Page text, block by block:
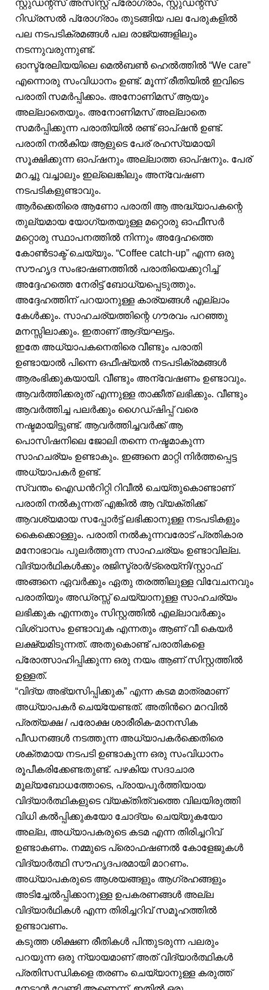
സ്റ്റുഡന്റ്സ് അസിസ്റ്റ് പ്രോഗ്രാം, സ്റ്റുഡന്റ്സ്
റിഡ്രസൽ പ്രോഗ്രാം തുടങ്ങിയ പല പേരുകളിൽ
പല നടപടിക്രമങ്ങൾ പല രാജ്യങ്ങളിലും
നടന്നുവരുന്നുണ്ട്.
ഓസ്ട്രേലിയയിലെ മെൽബൺ ഹെൽത്തിൽ “We care”
എന്നൊരു സംവിധാനം ഉണ്ട്. മൂന്ന് രീതിയിൽ ഇവിടെ
പരാതി സമർപ്പിക്കാം. അനോണിമസ് ആയും
അല്ലാതെയും. അനോണിമസ് അല്ലാതെ
സമർപ്പിക്കുന്ന പരാതിയിൽ രണ്ട് ഓപ്ഷൻ ഉണ്ട്.
പരാതി നൽകിയ ആളുടെ പേര് രഹസ്യമായി
സൂക്ഷിക്കുന്ന ഓപ്ഷനും അല്ലാത്ത ഓപ്ഷനും. പേര്
മറച്ചു വച്ചാലും ഇല്ലെങ്കിലും അന്വേഷണ
നടപടികളുണ്ടാവും.
ആർക്കെതിരെ ആണോ പരാതി ആ അദ്ധ്യാപകന്റെ
തുല്യമായ യോഗ്യതയുള്ള മറ്റൊരു ഓഫീസർ
മറ്റൊരു സ്ഥാപനത്തിൽ നിന്നും അദ്ദേഹത്തെ
കോൺടാക്ട് ചെയ്യും. “Coffee catch-up” എന്ന ഒരു
സൗഹൃദ സംഭാഷണത്തിൽ പരാതിയെക്കുറിച്ച്
അദ്ദേഹത്തെ നേരിട്ട് ബോധ്യപ്പെടുത്തും.
അദ്ദേഹത്തിന് പറയാനുള്ള കാര്യങ്ങൾ എല്ലാം
കേൾക്കും. സാഹചര്യത്തിന്റെ ഗൗരവം പറഞ്ഞു
മനസ്സിലാക്കും. ഇതാണ് ആദ്യഘട്ടം.
ഇതേ അധ്യാപകനെതിരെ വീണ്ടും പരാതി
ഉണ്ടായാൽ പിന്നെ ഒഫീഷ്യൽ നടപടിക്രമങ്ങൾ
ആരംഭിക്കുകയായി. വീണ്ടും അന്വേഷണം ഉണ്ടാവും.
ആവർത്തിക്കരുത് എന്നുള്ള താക്കീത് ലഭിക്കും. വീണ്ടും
ആവർത്തിച്ച പലർക്കും ഗൈഡ്ഷിപ്പ് വരെ
നഷ്ടമായിട്ടുണ്ട്. ആവർത്തിച്ചവർക്ക് ആ
പൊസിഷനിലെ ജോലി തന്നെ നഷ്ടമാകുന്ന
സാഹചര്യം ഉണ്ടാകും. ഇങ്ങനെ മാറ്റി നിർത്തപ്പെട്ട
അധ്യാപകർ ഉണ്ട്.
സ്വന്തം ഐഡൻറിറ്റി റിവീൽ ചെയ്തുകൊണ്ടാണ്
പരാതി നൽകുന്നത് എങ്കിൽ ആ വ്യക്തിക്ക്
ആവശ്യമായ സപ്പോർട്ട് ലഭിക്കാനുള്ള നടപടികളും
കൈക്കൊള്ളും. പരാതി നൽകുന്നവരോട് പ്രതികാര
മനോഭാവം പുലർത്തുന്ന സാഹചര്യം ഉണ്ടാവില്ല.
വിദ്യാർഥികൾക്കും രജിസ്ട്രാർ/ട്രെയ്നി/സ്റ്റാഫ്
അങ്ങനെ ഏവർക്കും ഏതു തരത്തിലുള്ള വിവേചനവും
പരാതിയും അഡ്രസ്സ് ചെയ്യാനുള്ള സാഹചര്യം
ലഭിക്കുക എന്നതും സിസ്റ്റത്തിൽ എല്ലാവർക്കും
വിശ്വാസം ഉണ്ടാവുക എന്നതും ആണ് വീ കെയർ
ലക്ഷ്യമിടുന്നത്. അതുകൊണ്ട് പരാതികളെ
പ്രോത്സാഹിപ്പിക്കുന്ന ഒരു നയം ആണ് സിസ്റ്റത്തിൽ
ഉള്ളത്.
“വിദ്യ അഭ്യസിപ്പിക്കുക” എന്ന കടമ മാത്രമാണ്
അധ്യാപകർ ചെയ്യേണ്ടത്. അതിൻറെ മറവിൽ
പ്രത്യക്ഷ / പരോക്ഷ ശാരീരിക-മാനസിക
പീഡനങ്ങൾ നടത്തുന്ന അധ്യാപകർക്കെതിരെ
ശക്തമായ നടപടി ഉണ്ടാകുന്ന ഒരു സംവിധാനം
രൂപീകരിക്കേണ്ടതുണ്ട്. പഴകിയ സദാചാര
മൂല്യബോധത്തോടെ, പ്രായപൂർത്തിയായ
വിദ്യാർത്ഥികളുടെ വ്യക്തിത്വത്തെ വിലയിരുത്തി
വിധി കൽപ്പിക്കുകയോ ചോദ്യം ചെയ്യുകയോ
അല്ല, അധ്യാപകരുടെ കടമ എന്ന തിരിച്ചറിവ്
ഉണ്ടാകണം. നമ്മുടെ പ്രൊഫഷണൽ കോളേജുകൾ
വിദ്യാർത്ഥി സൗഹൃദപരമായി മാറണം.
അധ്യാപകരുടെ ആശയങ്ങളും ആഗ്രഹങ്ങളും
അടിച്ചേൽപ്പിക്കാനുള്ള ഉപകരണങ്ങൾ അല്ല
വിദ്യാർഥികൾ എന്ന തിരിച്ചറിവ് സമൂഹത്തിൽ
ഉണ്ടാവണം.
കടുത്ത ശിക്ഷണ രീതികൾ പിന്തുടരുന്ന പലരും
പറയുന്ന ഒരു ന്യായമാണ് അത് വിദ്യാർത്ഥികൾ
പ്രതിസന്ധികളെ തരണം ചെയ്യാനുള്ള കരുത്ത്